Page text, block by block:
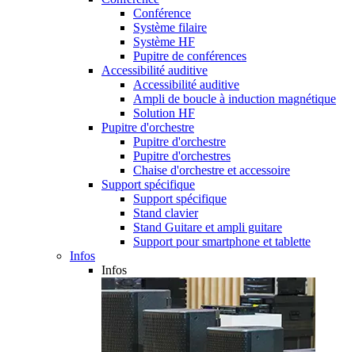
Conférence
Système filaire
Système HF
Pupitre de conférences
Accessibilité auditive
Accessibilité auditive
Ampli de boucle à induction magnétique
Solution HF
Pupitre d'orchestre
Pupitre d'orchestre
Pupitre d'orchestres
Chaise d'orchestre et accessoire
Support spécifique
Support spécifique
Stand clavier
Stand Guitare et ampli guitare
Support pour smartphone et tablette
Infos
Infos